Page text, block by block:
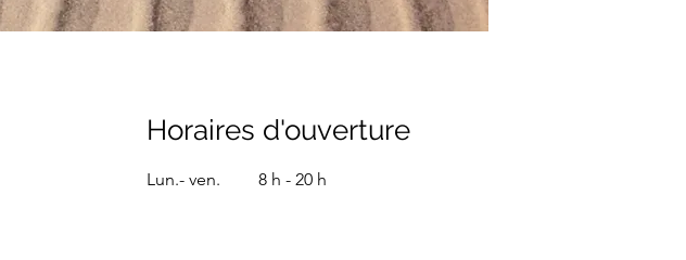
Horaires d'ouverture
Lun.- ven. 8 h - 20 h